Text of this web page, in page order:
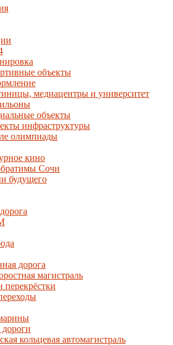
объекты
медиацентры и университет
объекты
инфраструктуры
олимпиады
кино
Сочи
будущего
дорога
магистраль
перекрёстки
кольцевая автомагистраль